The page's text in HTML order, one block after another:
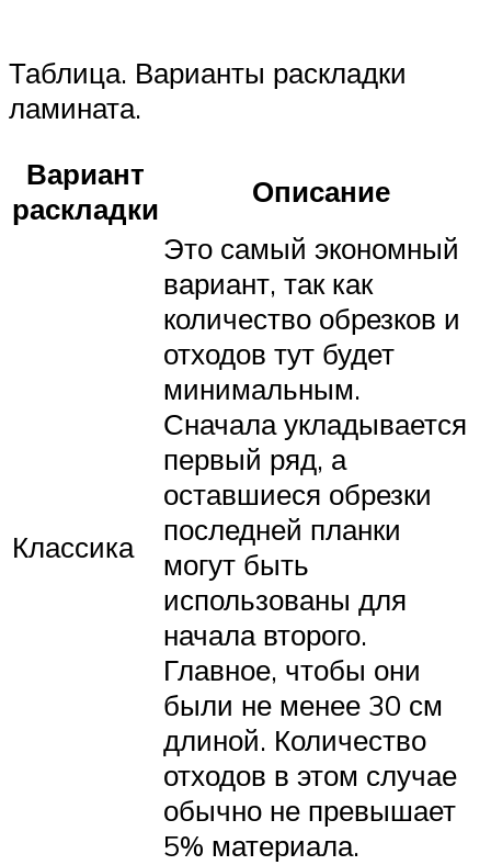
Таблица. Варианты раскладки
ламината.
Вариант
раскладки
Описание
Классика
Это самый экономный
вариант, так как
количество обрезков и
отходов тут будет
минимальным.
Сначала укладывается
первый ряд, а
оставшиеся обрезки
последней планки
могут быть
использованы для
начала второго.
Главное, чтобы они
были не менее 30 см
длиной. Количество
отходов в этом случае
обычно не превышает
5% материала.